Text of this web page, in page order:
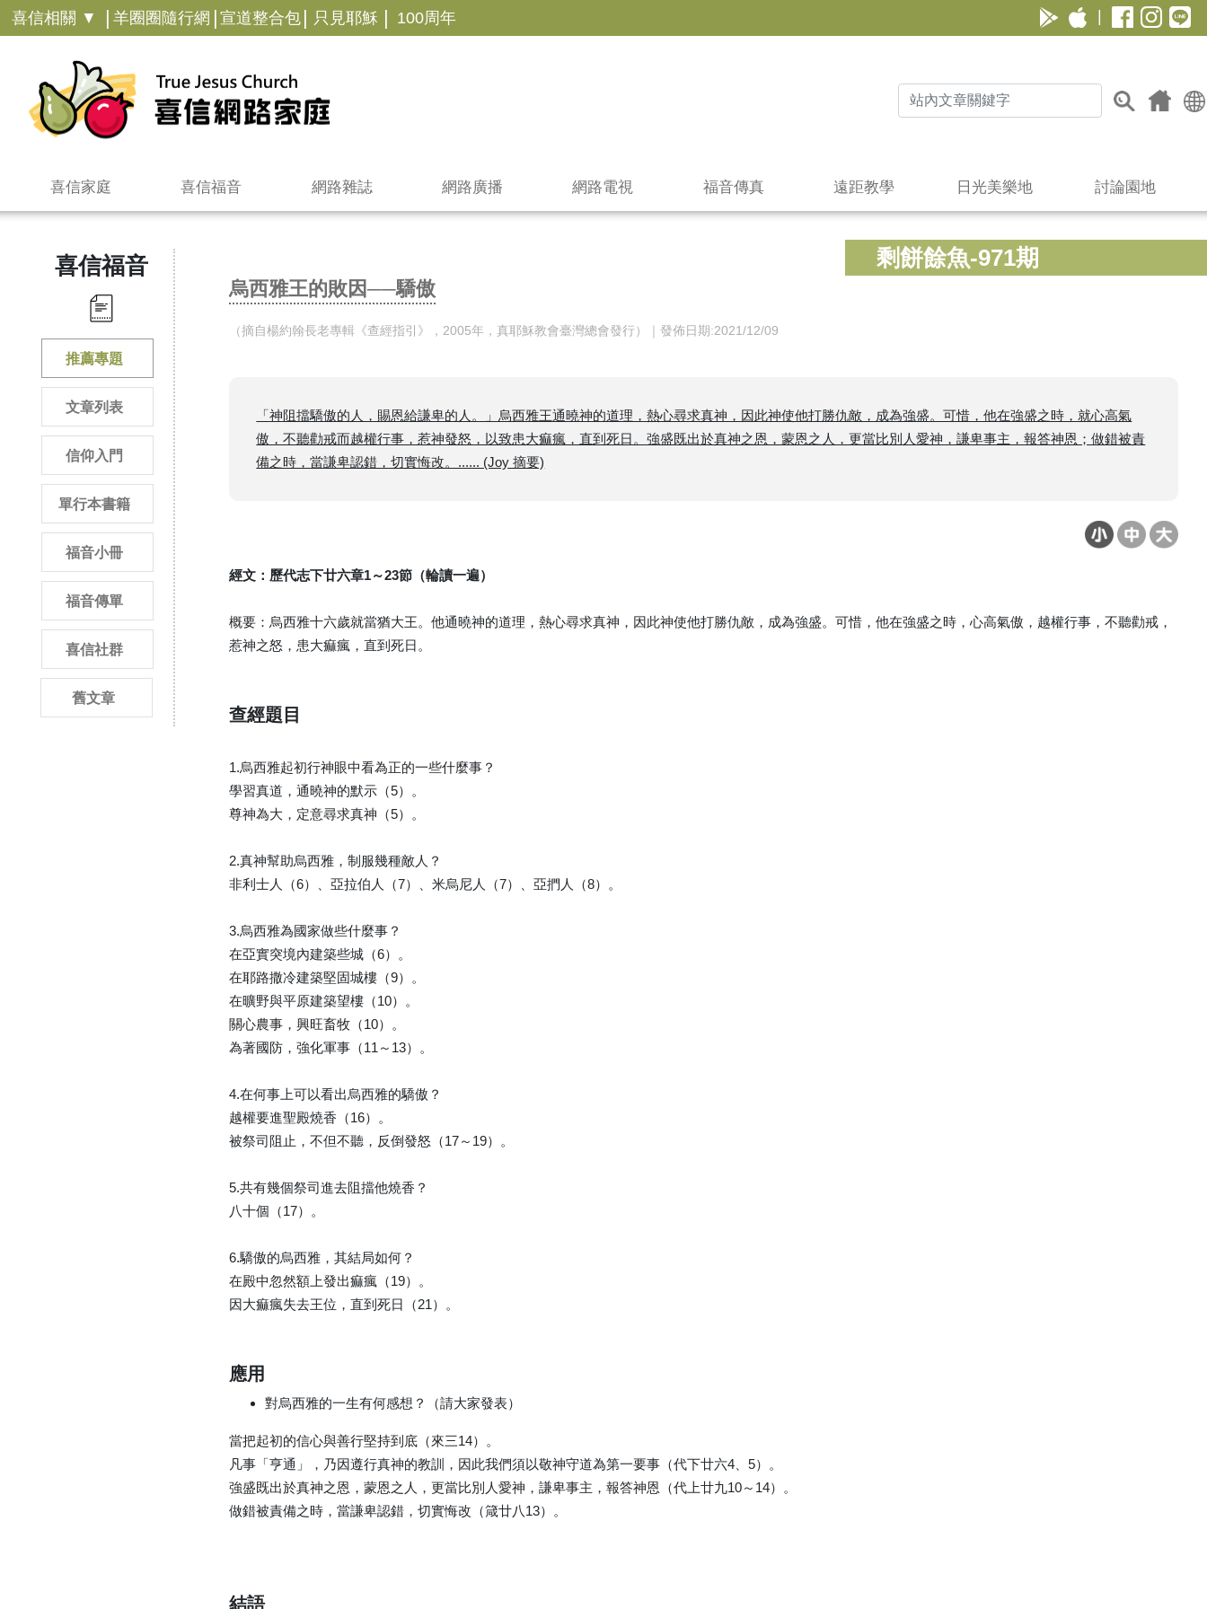
喜信相關 ▼ | 羊圈圈隨行網 | 宣道整合包 | 只見耶穌 | 100周年
喜信家庭 喜信福音 網路雜誌 網路廣播 網路電視 福音傳真 遠距教學 日光美樂地 討論園地
剩餅餘魚-971期
喜信福音
推薦專題
文章列表
信仰入門
單行本書籍
福音小冊
福音傳單
喜信社群
舊文章
烏西雅王的敗因──驕傲
​（摘自楊約翰長老專輯《查經指引》，2005年，真耶穌教會臺灣總會發行）｜發佈日期:2021/12/09
「神阻擋驕傲的人，賜恩給謙卑的人。」烏西雅王通曉神的道理，熱心尋求真神，因此神使他打勝仇敵，成為強盛。可惜，他在強盛之時，就心高氣
傲，不聽勸戒而越權行事，惹神發怒，以致患大痲瘋，直到死日。強盛既出於真神之恩，蒙恩之人，更當比別人愛神，謙卑事主，報答神恩；做錯被責
備之時，當謙卑認錯，切實悔改。...... (Joy 摘要)
經文：歷代志下廿六章1～23節（輪讀一遍）
概要：烏西雅十六歲就當猶大王。他通曉神的道理，熱心尋求真神，因此神使他打勝仇敵，成為強盛。可惜，他在強盛之時，心高氣傲，越權行事，不聽勸戒，
惹神之怒，患大痲瘋，直到死日。
查經題目
1.烏西雅起初行神眼中看為正的一些什麼事？
學習真道，通曉神的默示（5）。
尊神為大，定意尋求真神（5）。
2.真神幫助烏西雅，制服幾種敵人？
非利士人（6）、亞拉伯人（7）、米烏尼人（7）、亞捫人（8）。
3.烏西雅為國家做些什麼事？
在亞實突境內建築些城（6）。
在耶路撒冷建築堅固城樓（9）。
在曠野與平原建築望樓（10）。
關心農事，興旺畜牧（10）。
為著國防，強化軍事（11～13）。
4.在何事上可以看出烏西雅的驕傲？
越權要進聖殿燒香（16）。
被祭司阻止，不但不聽，反倒發怒（17～19）。
5.共有幾個祭司進去阻擋他燒香？
八十個（17）。
6.驕傲的烏西雅，其結局如何？
在殿中忽然額上發出痲瘋（19）。
因大痲瘋失去王位，直到死日（21）。
應用
對烏西雅的一生有何感想？（請大家發表）
當把起初的信心與善行堅持到底（來三14）。
凡事「亨通」，乃因遵行真神的教訓，因此我們須以敬神守道為第一要事（代下廿六4、5）。
強盛既出於真神之恩，蒙恩之人，更當比別人愛神，謙卑事主，報答神恩（代上廿九10～14）。
做錯被責備之時，當謙卑認錯，切實悔改（箴廿八13）。
結語